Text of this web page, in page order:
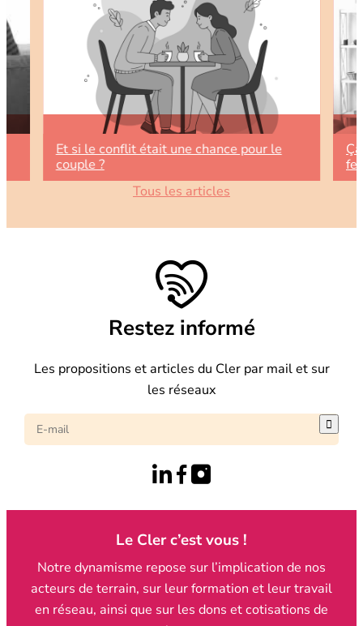
Et si le conflit était une chance pour le
couple ?
Tous les articles
Restez informé
Les propositions et articles du Cler par mail et sur
les réseaux

Le Cler c’est vous !
Notre dynamisme repose sur l’implication de nos
acteurs de terrain, sur leur formation et leur travail
en réseau, ainsi que sur les dons et cotisations de